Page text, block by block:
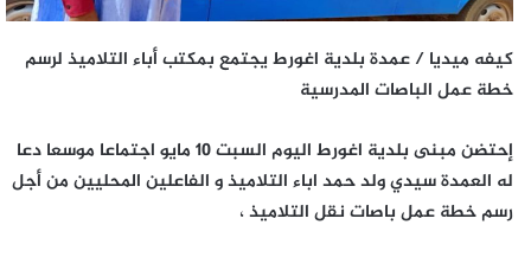
كيفه ميديا / عمدة بلدية اغورط يجتمع بمكتب أباء التلاميذ لرسم
خطة عمل الباصات المدرسية
إحتضن مبنى بلدية اغورط اليوم السبت 10 مايو اجتماعا موسعا دعا
له العمدة سيدي ولد حمد اباء التلاميذ و الفاعلين المحليين من أجل
رسم خطة عمل باصات نقل التلاميذ ،